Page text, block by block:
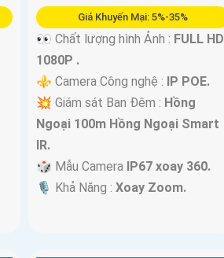
Giá Khuyến Mại: 5%-35%
👀 Chất lượng hình Ảnh : FULL HD
1080P .
⚜️ Camera Công nghệ : IP POE.
💥 Giám sát Ban Đêm : Hồng
Ngoại 100m Hồng Ngoại Smart
IR.
🎲 Mẫu Camera IP67 xoay 360.
️🎙 Khả Năng : Xoay Zoom.